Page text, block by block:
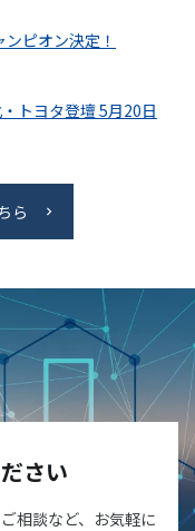
ピオン決定！
トヨタ登壇 5月20日
ら
さい
相談など、お気軽に